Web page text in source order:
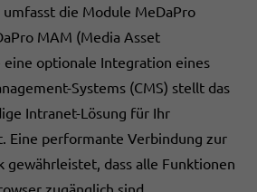
umfasst die Module MeDaPro
MAM (Media Asset
eine optionale Integration eines
Systems (CMS) stellt das
Intranet-Lösung für Ihr
Eine performante Verbindung zur
gewährleistet, dass alle Funktionen
zugänglich sind.